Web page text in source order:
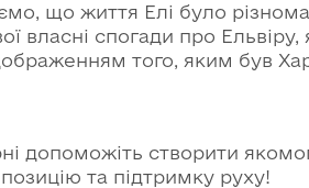
що життя Елі було
власні спогади про
того, яким був
допоможіть створити
та підтримку руху!